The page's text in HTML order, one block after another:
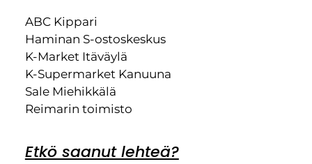
ABC Kippari
Haminan S-ostoskeskus
K-Market Itäväylä
K-Supermarket Kanuuna
Sale Miehikkälä
Reimarin toimisto
Etkö saanut lehteä?